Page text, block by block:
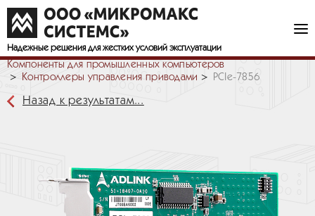
Надежные решения для жестких условий эксплуатации
Компоненты для промышленных компьютеров
Контроллеры управления приводами
PCIe-7856
Назад к результатам...